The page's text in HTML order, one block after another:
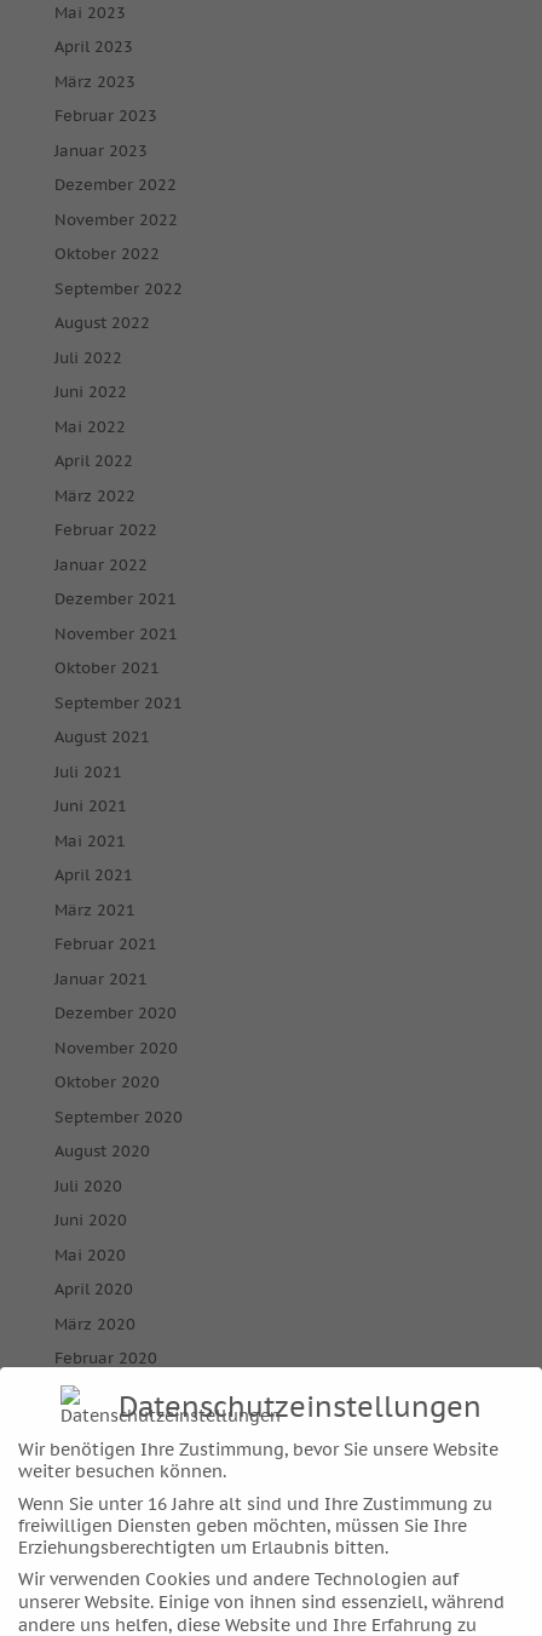
Mai 2023
April 2023
März 2023
Februar 2023
Januar 2023
Dezember 2022
November 2022
Oktober 2022
September 2022
August 2022
Juli 2022
Juni 2022
Mai 2022
April 2022
März 2022
Februar 2022
Januar 2022
Dezember 2021
November 2021
Oktober 2021
September 2021
August 2021
Juli 2021
Juni 2021
Mai 2021
April 2021
März 2021
Februar 2021
Januar 2021
Dezember 2020
November 2020
Oktober 2020
September 2020
August 2020
Juli 2020
Juni 2020
Mai 2020
April 2020
März 2020
Februar 2020
Januar 2020
Dezember 2019
November 2019
Oktober 2019
September 2019
Juli 2019
Datenschutzeinstellungen
Wir benötigen Ihre Zustimmung, bevor Sie unsere Website
weiter besuchen können.
Wenn Sie unter 16 Jahre alt sind und Ihre Zustimmung zu
freiwilligen Diensten geben möchten, müssen Sie Ihre
Erziehungsberechtigten um Erlaubnis bitten.
Wir verwenden Cookies und andere Technologien auf
unserer Website. Einige von ihnen sind essenziell, während
andere uns helfen, diese Website und Ihre Erfahrung zu